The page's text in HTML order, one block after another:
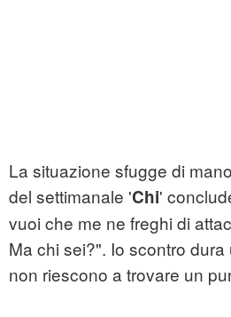
La situazione sfugge di
del settimanale 'Chi'
vuoi che me ne freghi di
Ma chi sei?". Io scontro
non riescono a trovare un